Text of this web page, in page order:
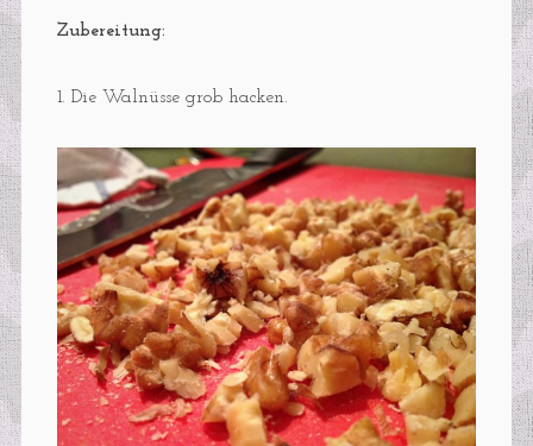
Zubereitung:
1. Die Walnüsse grob hacken.